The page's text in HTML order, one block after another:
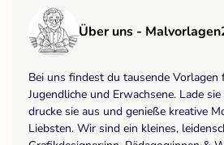
Über uns -
Bei uns findest du tausende Vorlagen
Jugendliche und Erwachsene. Lade
drucke sie aus und genieße kreative
Liebsten. Wir sind ein kleines,